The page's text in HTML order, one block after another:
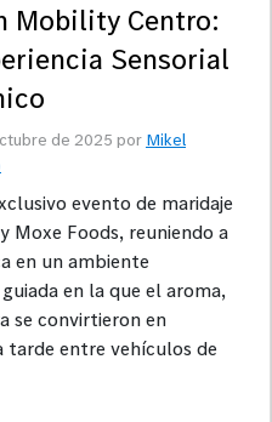
Mobility Centro:
Sensorial
de 2025 por Mikel
evento de maridaje
Moxe Foods, reuniendo a
en un ambiente
en la que el aroma,
se convirtieron en
tarde entre vehículos de